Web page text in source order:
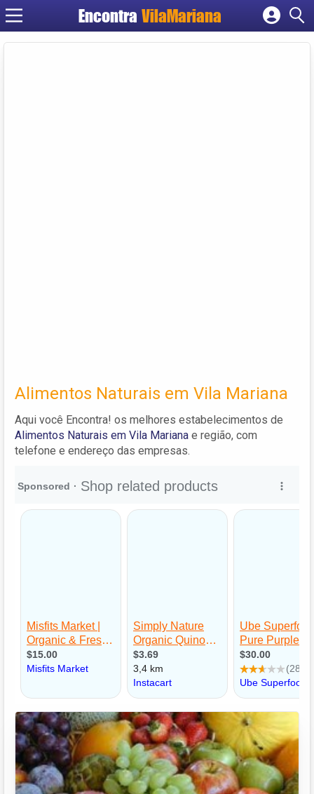
EncontraVilaMariana
Cadastrar empresa
Alimentos Naturais em Vila Mariana
Aqui você Encontra! os melhores estabelecimentos de
Alimentos Naturais em Vila Mariana e região, com
telefone e endereço das empresas.